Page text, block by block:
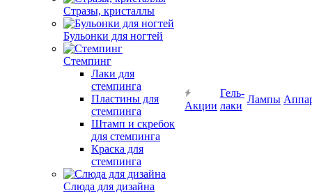
Стразы, кристаллы
Бульонки для ногтей
Стемпинг
Лаки для
стемпинга
Пластины для
стемпинга
Штамп и скребок
для стемпинга
Краска для
стемпинга
Слюда для дизайна
Акции
Гель-
лаки
Лампы